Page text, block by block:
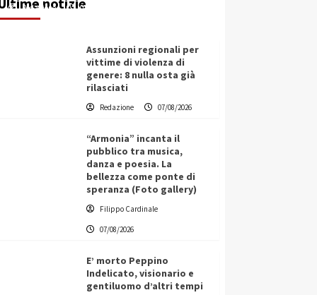
Redazione 07/08/2026
Assunzioni regionali per
vittime di violenza di
genere: 8 nulla osta già
rilasciati
Redazione 07/08/2026
“Armonia” incanta il
pubblico tra musica,
danza e poesia. La
bellezza come ponte di
speranza (Foto gallery)
Filippo Cardinale
07/08/2026
E’ morto Peppino
Indelicato, visionario e
gentiluomo d’altri tempi